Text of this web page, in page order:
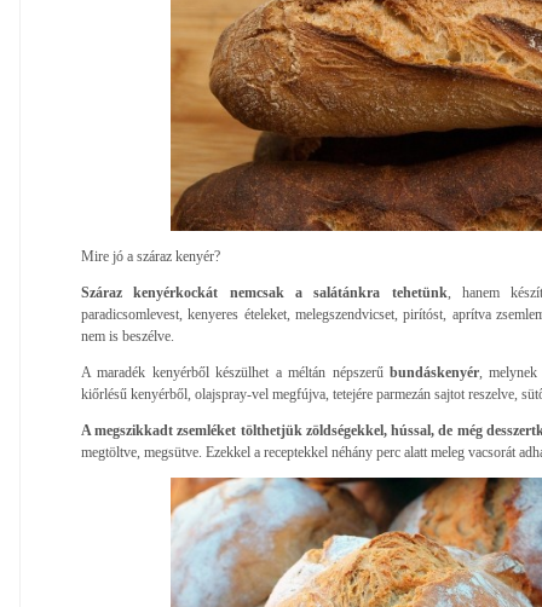
Mire jó a száraz kenyér?
Száraz kenyérkockát nemcsak a salátánkra tehetünk , hanem
paradicsomlevest, kenyeres ételeket, melegszendvicset, pirítóst, aprítva
nem is beszélve.
A maradék kenyérből készülhet a méltán népszerűbundáskenyér, melynek
kiőrlésű kenyérből, olajspray-vel megfújva, tetejére parmezán sajtot reszelve,
A megszikkadt zsemléket tölthetjük zöldségekkel, hússal, de még
megtöltve, megsütve. Ezekkel a receptekkel néhány perc alatt meleg vacsorát